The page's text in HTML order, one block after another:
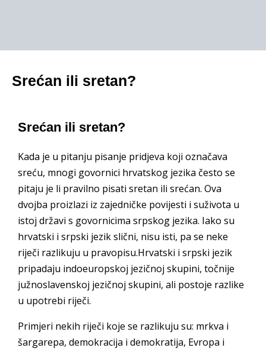
Srećan ili sretan?
Srećan ili sretan?
Kada je u pitanju pisanje pridjeva koji označava
sreću, mnogi govornici hrvatskog jezika često se
pitaju je li pravilno pisati sretan ili srećan. Ova
dvojba proizlazi iz zajedničke povijesti i suživota u
istoj državi s govornicima srpskog jezika. Iako su
hrvatski i srpski jezik slični, nisu isti, pa se neke
riječi razlikuju u pravopisu.Hrvatski i srpski jezik
pripadaju indoeuropskoj jezičnoj skupini, točnije
južnoslavenskoj jezičnoj skupini, ali postoje razlike
u upotrebi riječi.
Primjeri nekih riječi koje se razlikuju su: mrkva i
šargarepa, demokracija i demokratija, Evropa i